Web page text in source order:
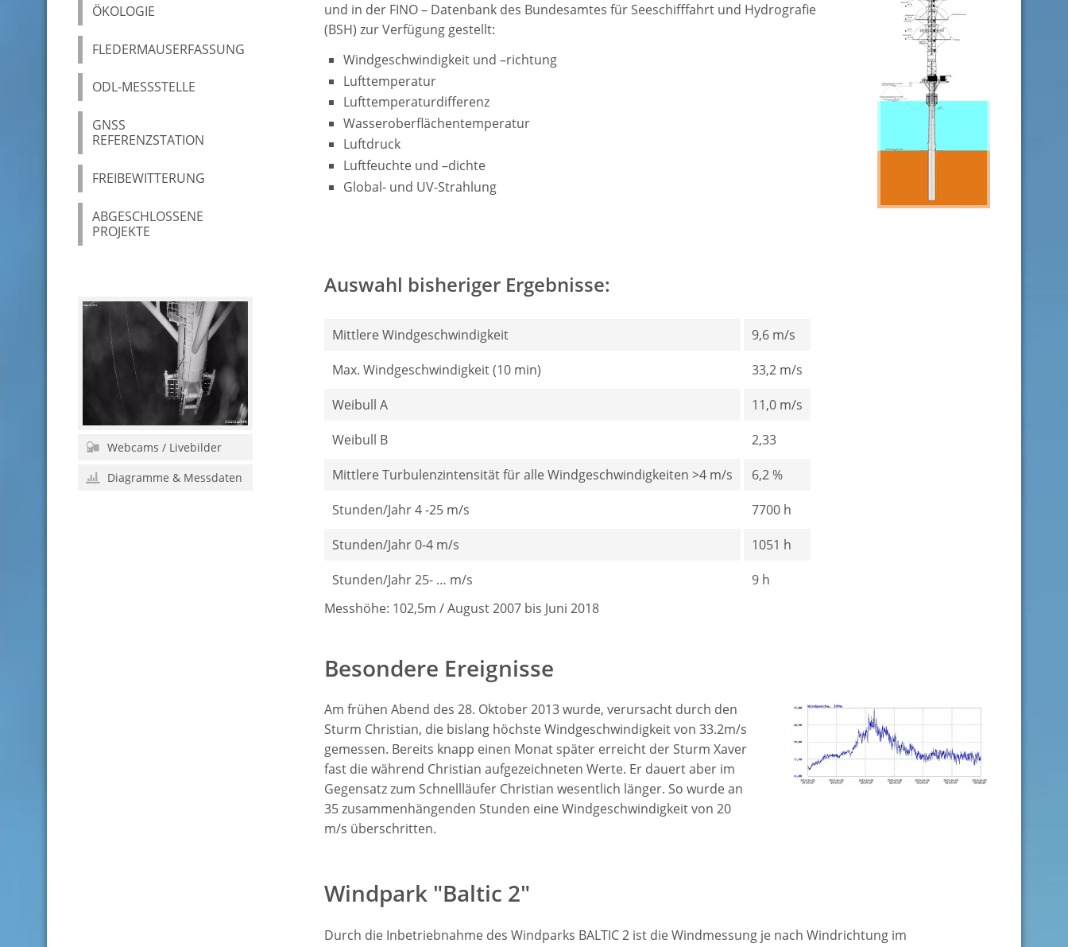
und in der FINO – Datenbank des Bundesamtes für Seeschifffahrt und Hydrografie
(BSH) zur Verfügung gestellt:
Windgeschwindigkeit und –richtung
Lufttemperatur
Lufttemperaturdifferenz
Wasseroberflächentemperatur
Luftdruck
Luftfeuchte und –dichte
Global- und UV-Strahlung
Auswahl bisheriger Ergebnisse:
Mittlere Windgeschwindigkeit
9,6 m/s
Max. Windgeschwindigkeit (10 min)
33,2 m/s
Weibull A
11,0 m/s
Weibull B
2,33
Mittlere Turbulenzintensität für alle Windgeschwindigkeiten >4 m/s
6,2 %
Stunden/Jahr 4 -25 m/s
7700 h
Stunden/Jahr 0-4 m/s
1051 h
Stunden/Jahr 25- … m/s
9 h
Messhöhe: 102,5m / August 2007 bis Juni 2018
Besondere Ereignisse
Am frühen Abend des 28. Oktober 2013 wurde, verursacht durch den
Sturm Christian, die bislang höchste Windgeschwindigkeit von 33.2m/s
gemessen. Bereits knapp einen Monat später erreicht der Sturm Xaver
fast die während Christian aufgezeichneten Werte. Er dauert aber im
Gegensatz zum Schnellläufer Christian wesentlich länger. So wurde an
35 zusammenhängenden Stunden eine Windgeschwindigkeit von 20
m/s überschritten.
Windpark "Baltic 2"
Durch die Inbetriebnahme des Windparks BALTIC 2 ist die Windmessung je nach Windrichtung im
ÖKOLOGIE
FLEDERMAUSERFASSUNG
ODL-MESSSTELLE
GNSS
REFERENZSTATION
FREIBEWITTERUNG
ABGESCHLOSSENE
PROJEKTE
Webcams / Livebilder
Diagramme & Messdaten